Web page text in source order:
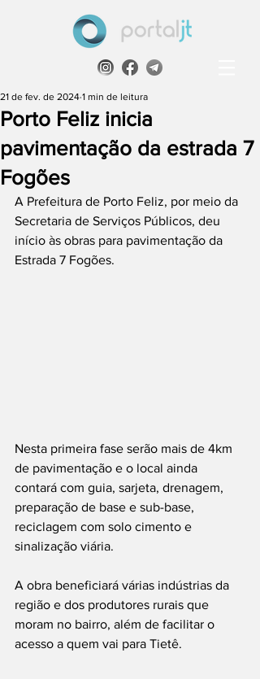
Porto Feliz inicia
pavimentação da estrada 7
Fogões
21 de fev. de 2024 1 min de leitura
A Prefeitura de Porto Feliz, por meio da
Secretaria de Serviços Públicos, deu
início às obras para pavimentação da
Estrada 7 Fogões.
Nesta primeira fase serão mais de 4km
de pavimentação e o local ainda
contará com guia, sarjeta, drenagem,
preparação de base e sub-base,
reciclagem com solo cimento e
sinalização viária.
A obra beneficiará várias indústrias da
região e dos produtores rurais que
moram no bairro, além de facilitar o
acesso a quem vai para Tietê.